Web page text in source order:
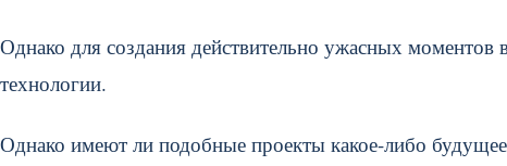
Однако для создания действительно ужасных
технологии.
Однако имеют ли подобные проекты какое-либо